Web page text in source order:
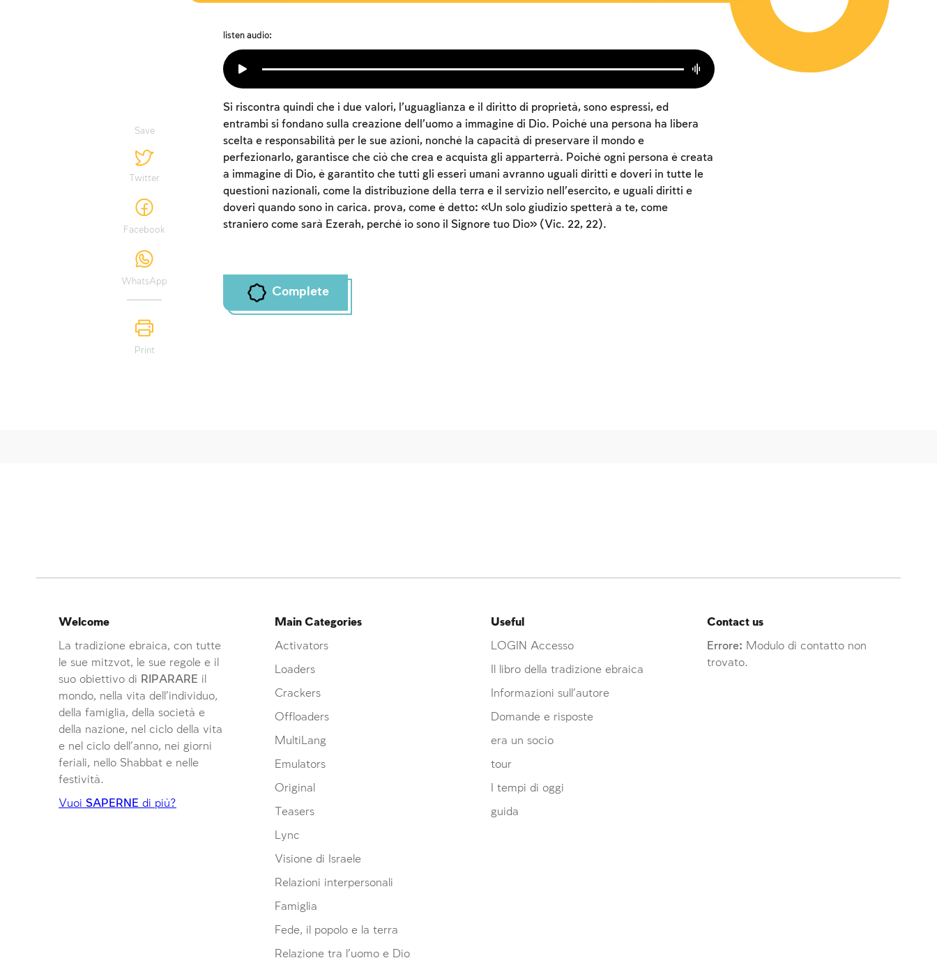
listen audio:
Save
Twitter
Facebook
WhatsApp
Print
Si riscontra quindi che i due valori, l’uguaglianza e il diritto di proprietà, sono espressi, ed
entrambi si fondano sulla creazione dell’uomo a immagine di Dio. Poiché una persona ha libera
scelta e responsabilità per le sue azioni, nonché la capacità di preservare il mondo e
perfezionarlo, garantisce che ciò che crea e acquista gli apparterrà. Poiché ogni persona è creata
a immagine di Dio, è garantito che tutti gli esseri umani avranno uguali diritti e doveri in tutte le
questioni nazionali, come la distribuzione della terra e il servizio nell’esercito, e uguali diritti e
doveri quando sono in carica. prova, come è detto: «Un solo giudizio spetterà a te, come
straniero come sarà Ezerah, perché io sono il Signore tuo Dio» (Vic. 22, 22).
Complete
Account required
To mark concepts as learned, you'll need to create
Contact us
Errore: Modulo di contatto non
trovato.
Useful
LOGIN Accesso
Il libro della tradizione ebraica
Informazioni sull’autore
Domande e risposte
era un socio
tour
I tempi di oggi
guida
Main Categories
Activators
Loaders
Crackers
Offloaders
MultiLang
Emulators
Original
Teasers
Lync
Visione di Israele
Relazioni interpersonali
Famiglia
Fede, il popolo e la terra
Relazione tra l'uomo e Dio
Welcome
La tradizione ebraica, con tutte
le sue mitzvot, le sue regole e il
suo obiettivo di RIPARARE il
mondo, nella vita dell’individuo,
della famiglia, della società e
della nazione, nel ciclo della vita
e nel ciclo dell’anno, nei giorni
feriali, nello Shabbat e nelle
festività.
Vuoi SAPERNE di più?